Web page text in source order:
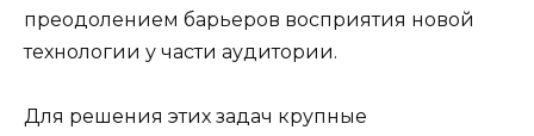
преодолением барьеров восприятия новой
технологии у части аудитории.
Для решения этих задач крупные